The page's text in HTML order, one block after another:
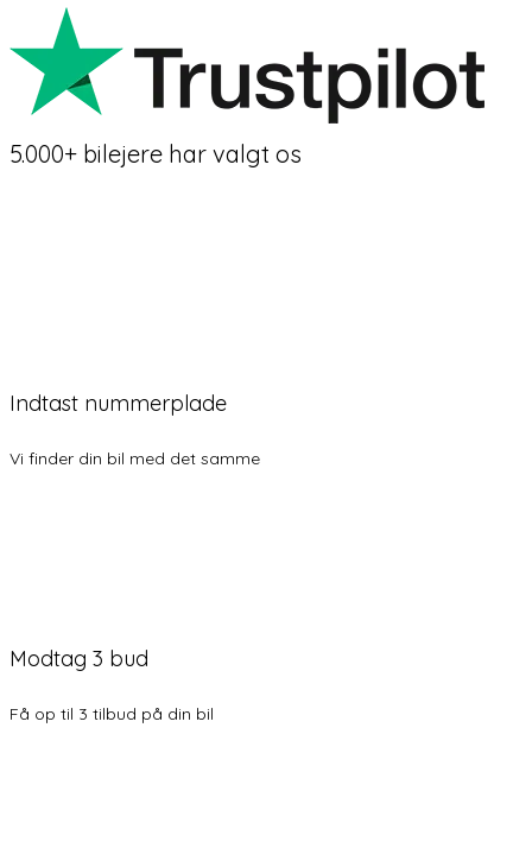
5.000+ bilejere har valgt os
Indtast nummerplade
Vi finder din bil med det samme
Modtag 3 bud
Få op til 3 tilbud på din bil